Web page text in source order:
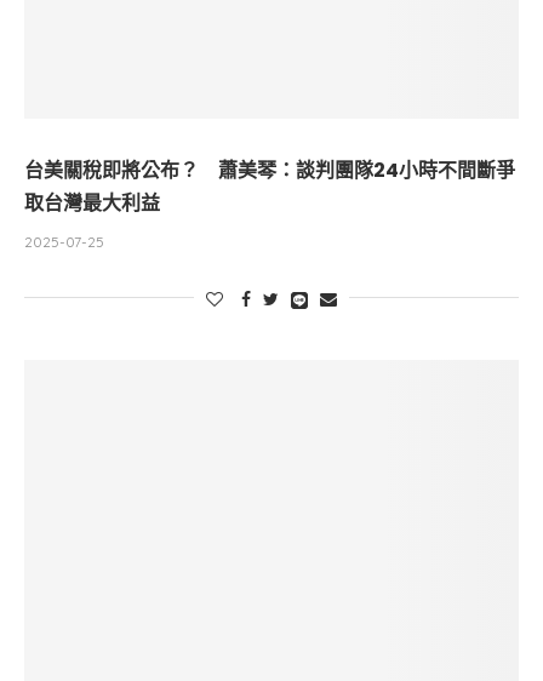
台美關稅即將公布？ 蕭美琴：談判團隊24小時不間斷爭
取台灣最大利益
2025-07-25